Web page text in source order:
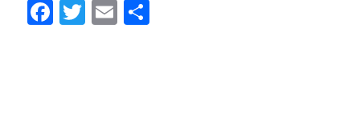
Facebook
Twitter
Email